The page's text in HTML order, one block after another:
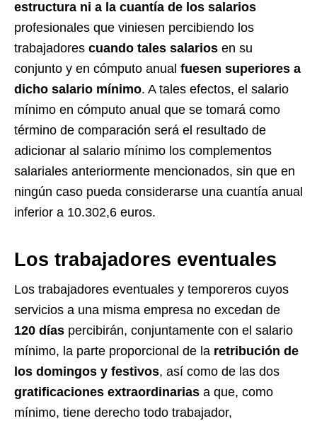
estructura ni a la cuantía de los salarios
profesionales que viniesen percibiendo los
trabajadores cuando tales salarios en su
conjunto y en cómputo anual fuesen superiores a
dicho salario mínimo. A tales efectos, el salario
mínimo en cómputo anual que se tomará como
término de comparación será el resultado de
adicionar al salario mínimo los complementos
salariales anteriormente mencionados, sin que en
ningún caso pueda considerarse una cuantía anual
inferior a 10.302,6 euros.
Los trabajadores eventuales
Los trabajadores eventuales y temporeros cuyos
servicios a una misma empresa no excedan de
120 días percibirán, conjuntamente con el salario
mínimo, la parte proporcional de la retribución de
los domingos y festivos, así como de las dos
gratificaciones extraordinarias a que, como
mínimo, tiene derecho todo trabajador,